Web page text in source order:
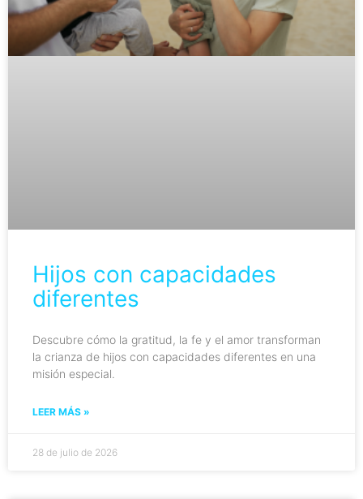
Hijos con capacidades
diferentes
Descubre cómo la gratitud, la fe y el amor transforman
la crianza de hijos con capacidades diferentes en una
misión especial.
LEER MÁS »
28 de julio de 2026